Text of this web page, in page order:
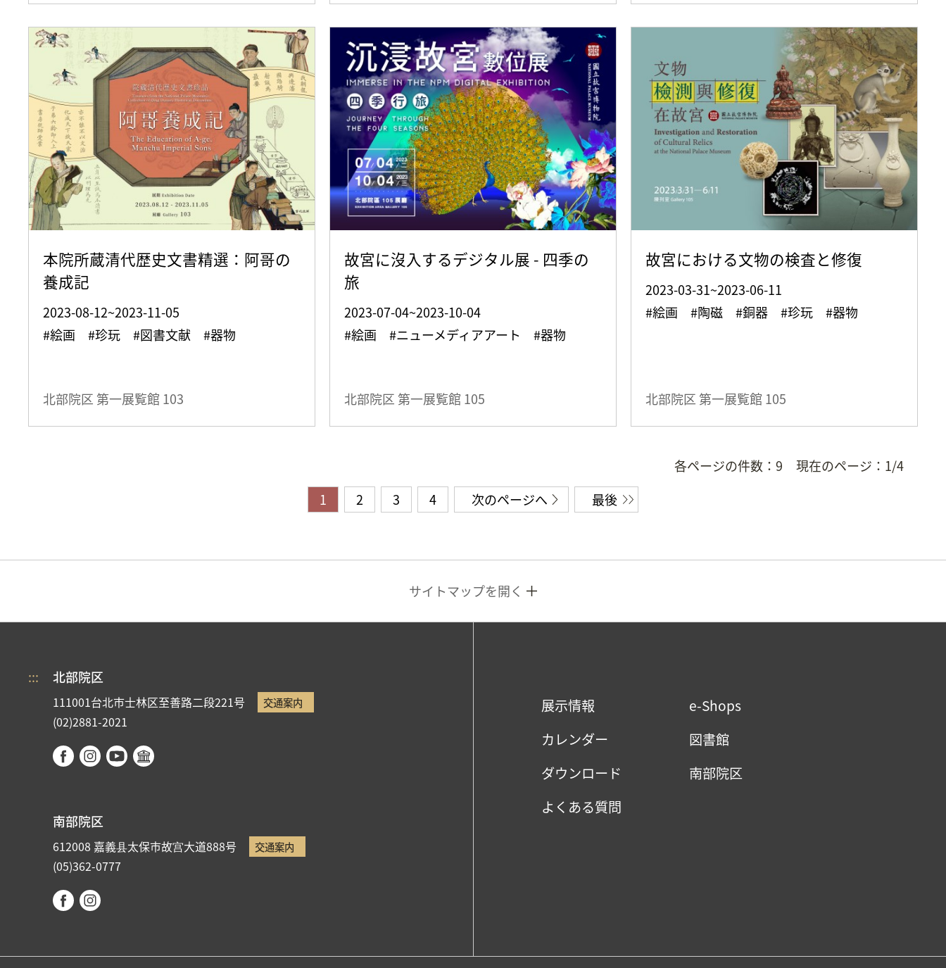
本院所蔵清代歴史文書精選：阿哥の
養成記
2023-08-12~2023-11-05
#絵画 #珍玩 #図書文献 #器物
北部院区 第一展覧館 103
故宮に沒入するデジタル展 - 四季の
旅
2023-07-04~2023-10-04
#絵画 #ニューメディアアート #器物
北部院区 第一展覧館 105
故宮における文物の検査と修復
2023-03-31~2023-06-11
#絵画 #陶磁 #銅器 #珍玩 #器物
北部院区 第一展覧館 105
各ページの件数： 9 現在のページ： 1/4
1
2 3 4 次のページへ 最後
サイトマップを開く
::: 北部院区
111001台北市士林区至善路二段221号 交通案内
(02)2881-2021
南部院区
612008 嘉義县太保市故宫大道888号 交通案内
(05)362-0777
展示情報
カレンダー
ダウンロード
よくある質問
e-Shops
図書館
南部院区